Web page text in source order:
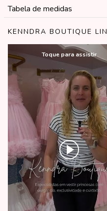
Tabela de medidas
KENNDRA BOUTIQUE